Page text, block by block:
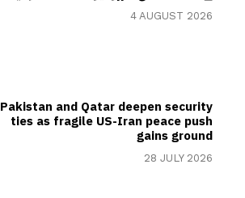
4 AUGUST 2026
Pakistan and Qatar deepen security
ties as fragile US-Iran peace push
gains ground
28 JULY 2026